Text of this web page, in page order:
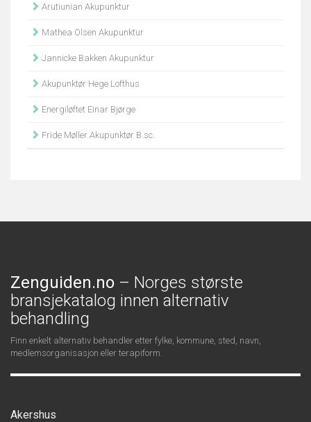
Arutiunian Akupunktur
Mathea Olsen Akupunktur
Jannicke Bakken Akupunktur
Akupunktør Hege Lofthus
Energiløftet Einar Bjørge
Fride Møller Akupunktør B.sc.
Zenguiden.no – Norges største
bransjekatalog innen alternativ
behandling
Finn enkelt alternativ behandler etter fylke, kommune, sted, navn,
medlemsorganisasjon eller terapiform.
Akershus